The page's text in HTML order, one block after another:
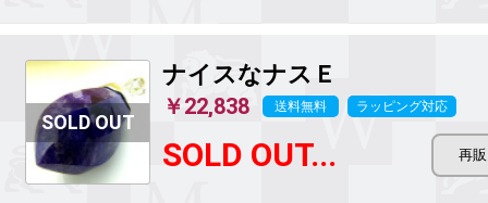
ナイスなナスＥ
￥22,838 送料無料 ラッピング対応
SOLD OUT...